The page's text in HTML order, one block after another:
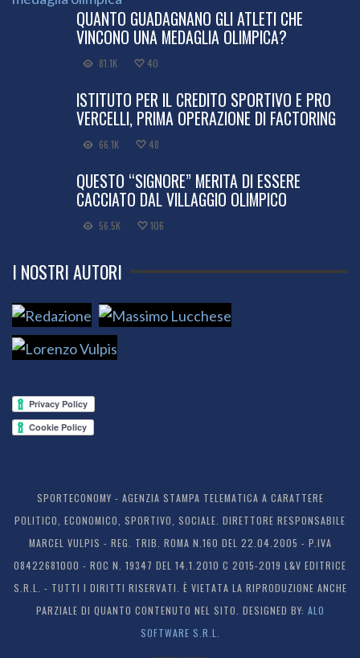
QUANTO GUADAGNANO GLI ATLETI CHE
VINCONO UNA MEDAGLIA OLIMPICA?
81.1K 40
ISTITUTO PER IL CREDITO SPORTIVO E PRO
VERCELLI, PRIMA OPERAZIONE DI FACTORING
66.1K 48
QUESTO “SIGNORE” MERITA DI ESSERE
CACCIATO DAL VILLAGGIO OLIMPICO
56.5K 106
I NOSTRI AUTORI
SPORTECONOMY - AGENZIA STAMPA TELEMATICA A CARATTERE
POLITICO, ECONOMICO, SPORTIVO, SOCIALE. DIRETTORE RESPONSABILE
MARCEL VULPIS - REG. TRIB. ROMA N.160 DEL 22.04.2005 - P.IVA
08422681000 - ROC N. 19347 DEL 14.1.2010 C 2015-2019 L&V EDITRICE
S.R.L. - TUTTI I DIRITTI RISERVATI. È VIETATA LA RIPRODUZIONE ANCHE
PARZIALE DI QUANTO CONTENUTO NEL SITO. DESIGNED BY: ALO
SOFTWARE S.R.L.